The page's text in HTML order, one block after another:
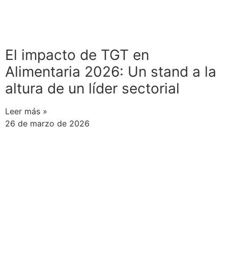
El impacto de TGT en
Alimentaria 2026: Un stand a la
altura de un líder sectorial
Leer más »
26 de marzo de 2026